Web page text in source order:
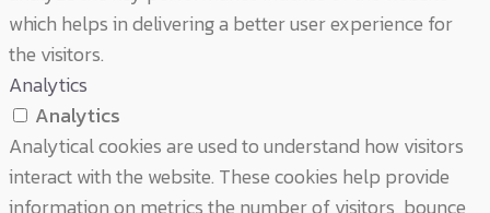
which helps in delivering a better user experience for
the visitors.
Analytics
Analytics
Analytical cookies are used to understand how visitors
interact with the website. These cookies help provide